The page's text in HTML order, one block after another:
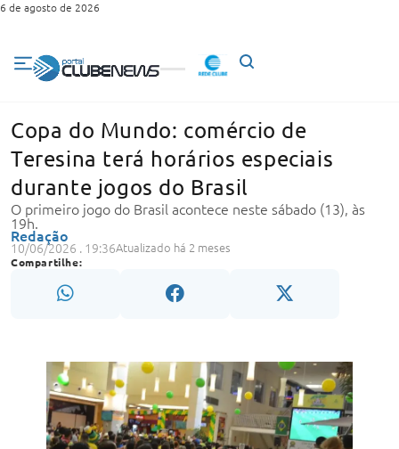
6 de agosto de 2026
Copa do Mundo: comércio de
Teresina terá horários especiais
durante jogos do Brasil
O primeiro jogo do Brasil acontece neste sábado (13), às
19h.
Redação
10/06/2026 . 19:36Atualizado há 2 meses
Compartilhe: